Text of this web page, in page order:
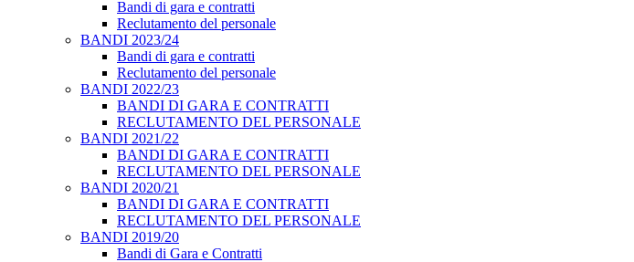
Bandi di gara e contratti
Reclutamento del personale
BANDI 2023/24
Bandi di gara e contratti
Reclutamento del personale
BANDI 2022/23
BANDI DI GARA E CONTRATTI
RECLUTAMENTO DEL PERSONALE
BANDI 2021/22
BANDI DI GARA E CONTRATTI
RECLUTAMENTO DEL PERSONALE
BANDI 2020/21
BANDI DI GARA E CONTRATTI
RECLUTAMENTO DEL PERSONALE
BANDI 2019/20
Bandi di Gara e Contratti